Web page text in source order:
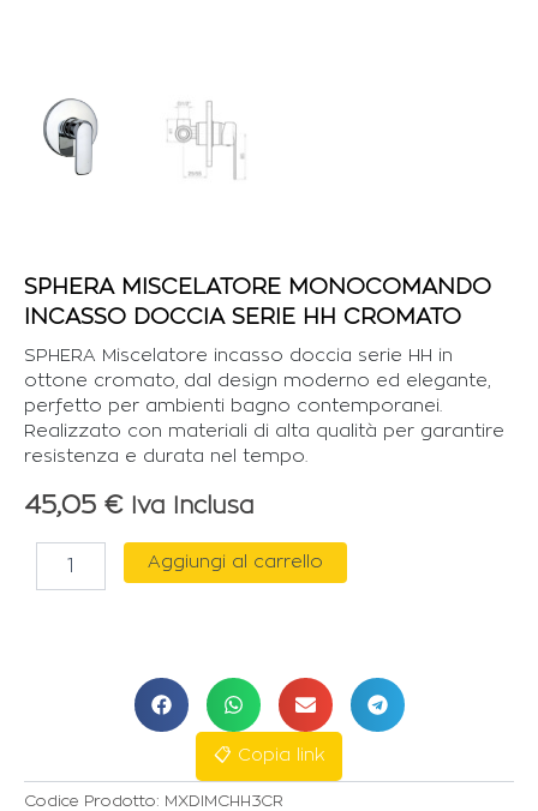
SPHERA MISCELATORE MONOCOMANDO
INCASSO DOCCIA SERIE HH CROMATO
SPHERA Miscelatore incasso doccia serie HH in
ottone cromato, dal design moderno ed elegante,
perfetto per ambienti bagno contemporanei.
Realizzato con materiali di alta qualità per garantire
resistenza e durata nel tempo.
45,05 € Iva Inclusa
MISCELATORE
Aggiungi al carrello
📋 Copia link
Codice Prodotto: MXDIMCHH3CR